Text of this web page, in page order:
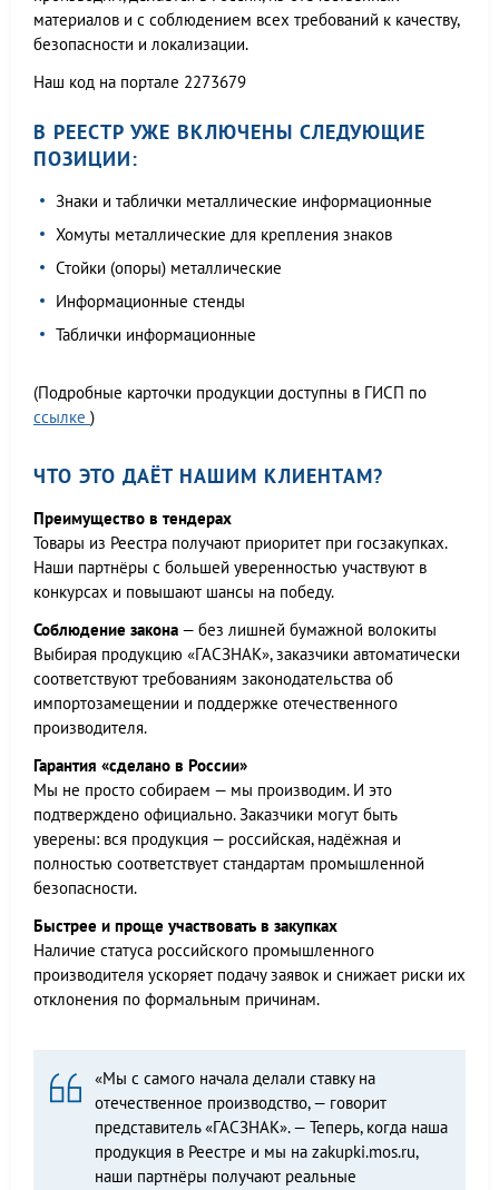
материалов и с соблюдением всех требований к качеству,
безопасности и локализации.
Наш код на портале 2273679
В РЕЕСТР УЖЕ ВКЛЮЧЕНЫ СЛЕДУЮЩИЕ
ПОЗИЦИИ:
Знаки и таблички металлические информационные
Хомуты металлические для крепления знаков
Стойки (опоры) металлические
Информационные стенды
Таблички информационные
(Подробные карточки продукции доступны в ГИСП по
ссылке )
ЧТО ЭТО ДАЁТ НАШИМ КЛИЕНТАМ?
Преимущество в тендерах
Товары из Реестра получают приоритет при госзакупках.
Наши партнёры с большей уверенностью участвуют в
конкурсах и повышают шансы на победу.
Соблюдение закона — без лишней бумажной волокиты
Выбирая продукцию «ГАСЗНАК», заказчики автоматически
соответствуют требованиям законодательства об
импортозамещении и поддержке отечественного
производителя.
Гарантия «сделано в России»
Мы не просто собираем — мы производим. И это
подтверждено официально. Заказчики могут быть
уверены: вся продукция — российская, надёжная и
полностью соответствует стандартам промышленной
безопасности.
Быстрее и проще участвовать в закупках
Наличие статуса российского промышленного
производителя ускоряет подачу заявок и снижает риски их
отклонения по формальным причинам.
«Мы с самого начала делали ставку на
отечественное производство, — говорит
представитель «ГАСЗНАК». — Теперь, когда наша
продукция в Реестре и мы на zakupki.mos.ru,
наши партнёры получают реальные